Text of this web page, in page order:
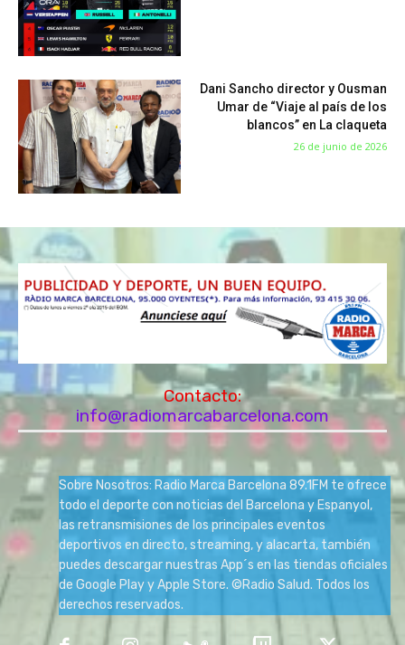
Dani Sancho director y Ousman
Umar de “Viaje al país de los
blancos” en La claqueta
26 de junio de 2026
Contacto:
info@radiomarcabarcelona.com
Sobre Nosotros: Radio Marca Barcelona 89.1FM te ofrece
todo el deporte con noticias del Barcelona y Espanyol,
las retransmisiones de los principales eventos
deportivos en directo, streaming, y alacarta, también
puedes descargar nuestras App´s en las tiendas oficiales
de Google Play y Apple Store. ©Radio Salud. Todos los
derechos reservados.